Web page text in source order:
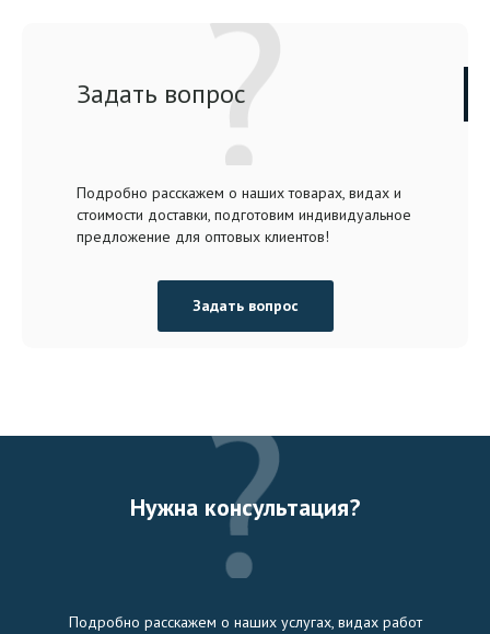
Задать вопрос
Подробно расскажем о наших товарах, видах и
стоимости доставки, подготовим индивидуальное
предложение для оптовых клиентов!
Задать вопрос
Нужна консультация?
Подробно расскажем о наших услугах, видах работ